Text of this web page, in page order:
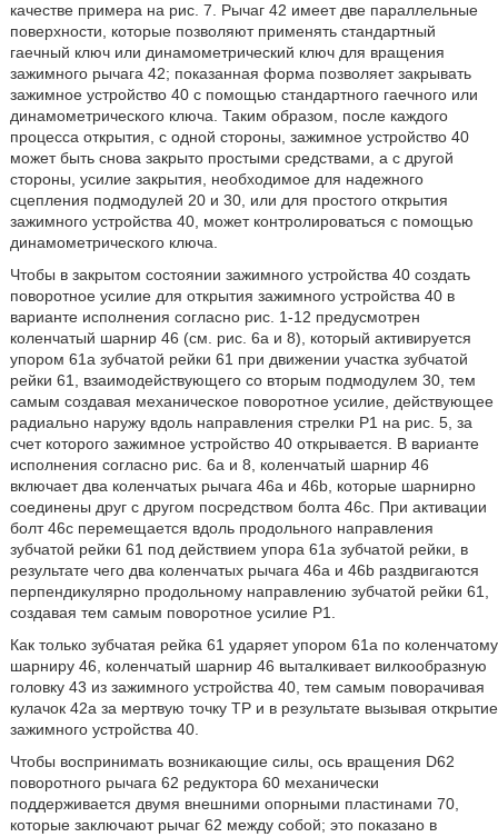
качестве примера на рис. 7. Рычаг 42 имеет две параллельные
поверхности, которые позволяют применять стандартный
гаечный ключ или динамометрический ключ для вращения
зажимного рычага 42; показанная форма позволяет закрывать
зажимное устройство 40 с помощью стандартного гаечного или
динамометрического ключа. Таким образом, после каждого
процесса открытия, с одной стороны, зажимное устройство 40
может быть снова закрыто простыми средствами, а с другой
стороны, усилие закрытия, необходимое для надежного
сцепления подмодулей 20 и 30, или для простого открытия
зажимного устройства 40, может контролироваться с помощью
динамометрического ключа.
Чтобы в закрытом состоянии зажимного устройства 40 создать
поворотное усилие для открытия зажимного устройства 40 в
варианте исполнения согласно рис. 1-12 предусмотрен
коленчатый шарнир 46 (см. рис. 6a и 8), который активируется
упором 61a зубчатой рейки 61 при движении участка зубчатой
рейки 61, взаимодействующего со вторым подмодулем 30, тем
самым создавая механическое поворотное усилие, действующее
радиально наружу вдоль направления стрелки P1 на рис. 5, за
счет которого зажимное устройство 40 открывается. В варианте
исполнения согласно рис. 6a и 8, коленчатый шарнир 46
включает два коленчатых рычага 46a и 46b, которые шарнирно
соединены друг с другом посредством болта 46c. При активации
болт 46c перемещается вдоль продольного направления
зубчатой рейки 61 под действием упора 61a зубчатой рейки, в
результате чего два коленчатых рычага 46a и 46b раздвигаются
перпендикулярно продольному направлению зубчатой рейки 61,
создавая тем самым поворотное усилие P1.
Как только зубчатая рейка 61 ударяет упором 61a по коленчатому
шарниру 46, коленчатый шарнир 46 выталкивает вилкообразную
головку 43 из зажимного устройства 40, тем самым поворачивая
кулачок 42a за мертвую точку TP и в результате вызывая открытие
зажимного устройства 40.
Чтобы воспринимать возникающие силы, ось вращения D62
поворотного рычага 62 редуктора 60 механически
поддерживается двумя внешними опорными пластинами 70,
которые заключают рычаг 62 между собой; это показано в